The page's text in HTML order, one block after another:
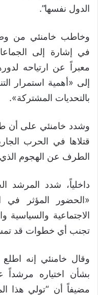
الدول نفسها”.
وخاطب خامنئي من
في إشارة إلى
معبراً عن ارتياحه
إلى «أهمية استمرار
بالتحديات المشتركة».
وشدد خامنئي على أن
قتلاها في الحرب
الطرف عن الهجوم
داخلياً، شدد المرشد
«الحضور المؤثر في
الاجتماعية والسياسية
تجنب أي خطوات قد تمس
وقال خامنئي إنه
بشأن اختياره مرشداً
مضيفاً أن “تولي هذا